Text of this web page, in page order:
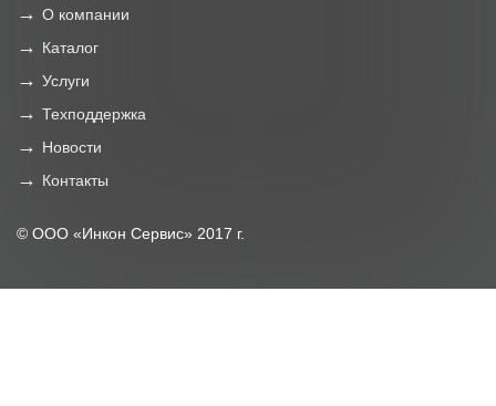
О компании
Каталог
Услуги
Техподдержка
Новости
Контакты
© ООО «Инкон Сервис» 2017 г.